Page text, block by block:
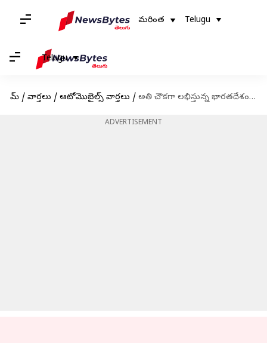
మరింత Telugu
Telugu
హోమ్ / వార్తలు / ఆటోమొబైల్స్ వార్తలు / అతి చౌకగా లభిస్తున్న భారతదేశంలో రూపొందిన హార్లే-డేవిడ్సన్ బైక్
ADVERTISEMENT